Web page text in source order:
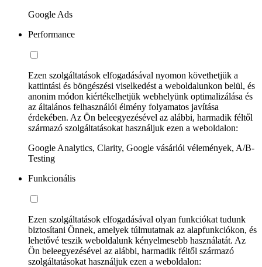
Google Ads
Performance
Ezen szolgáltatások elfogadásával nyomon követhetjük a
kattintási és böngészési viselkedést a weboldalunkon belül, és
anonim módon kiértékelhetjük webhelyünk optimalizálása és
az általános felhasználói élmény folyamatos javítása
érdekében. Az Ön beleegyezésével az alábbi, harmadik féltől
származó szolgáltatásokat használjuk ezen a weboldalon:
Google Analytics, Clarity, Google vásárlói vélemények, A/B-
Testing
Funkcionális
Ezen szolgáltatások elfogadásával olyan funkciókat tudunk
biztosítani Önnek, amelyek túlmutatnak az alapfunkciókon, és
lehetővé teszik weboldalunk kényelmesebb használatát. Az
Ön beleegyezésével az alábbi, harmadik féltől származó
szolgáltatásokat használjuk ezen a weboldalon: